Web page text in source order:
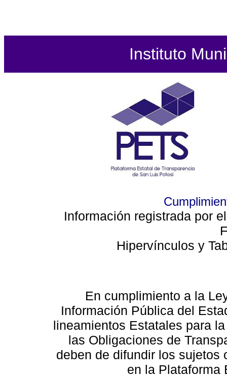
Instituto
Información registrada por
Hipervínculos y
En cumplimiento a la
Información Pública del
lineamientos Estatales para
las Obligaciones de
deben de difundir los sujetos
en la Plataforma